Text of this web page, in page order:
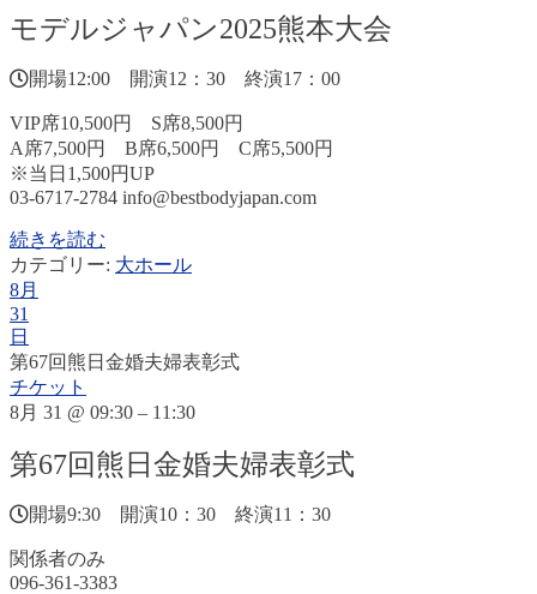
モデルジャパン2025熊本大会
開場12:00 開演12：30 終演17：00
VIP席10,500円 S席8,500円
A席7,500円 B席6,500円 C席5,500円
※当日1,500円UP
03-6717-2784 info@bestbodyjapan.com
続きを読む
カテゴリー: 大ホール
8月
31
日
第67回熊日金婚夫婦表彰式
チケット
8月 31 @ 09:30 – 11:30
第67回熊日金婚夫婦表彰式
開場9:30 開演10：30 終演11：30
関係者のみ
096-361-3383